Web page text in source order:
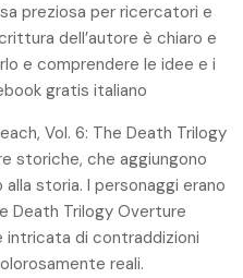
preziosa per ricercatori e
dell’autore è chiaro e
e comprendere le idee e i
gratis italiano
Vol. 6: The Death Trilogy
storiche, che aggiungono
storia. I personaggi erano
Death Trilogy Overture
intricata di contraddizioni
reali.